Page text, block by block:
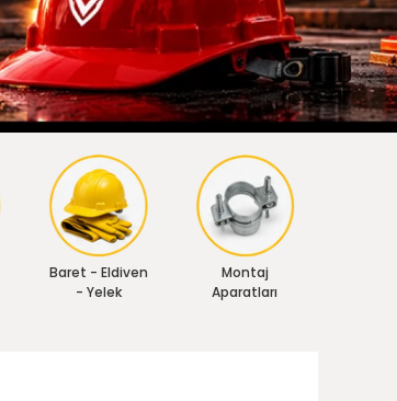
Baret - Eldiven
- Yelek
Montaj
Aparatları